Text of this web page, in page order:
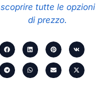
scoprire tutte le opzioni
di prezzo.